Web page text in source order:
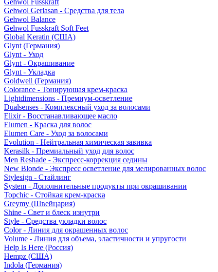
Gehwol Fusskraft
Gehwol Gerlasan - Средства для тела
Gehwol Balance
Gehwol Fusskraft Soft Feet
Global Keratin (США)
Glynt (Германия)
Glynt - Уход
Glynt - Окрашивание
Glynt - Укладка
Goldwell (Германия)
Colorance - Тонирующая крем-краска
Lightdimensions - Премиум-осветление
Dualsenses - Комплексный уход за волосами
Elixir - Восстанавливающее масло
Elumen - Краска для волос
Elumen Care - Уход за волосами
Evolution - Нейтральная химическая завивка
Kerasilk - Премиальный уход для волос
Men Reshade - Экспресс-коррекция седины
New Blonde - Экспресс осветление для мелированных волос
Stylesign - Стайлинг
System - Дополнительные продукты при окрашивании
Topchic - Стойкая крем-краска
Greymy (Швейцария)
Shine - Свет и блеск изнутри
Style - Средства укладки волос
Color - Линия для окрашенных волос
Volume - Линия для объема, эластичности и упругости
Help Is Here (Россия)
Hempz (США)
Indola (Германия)